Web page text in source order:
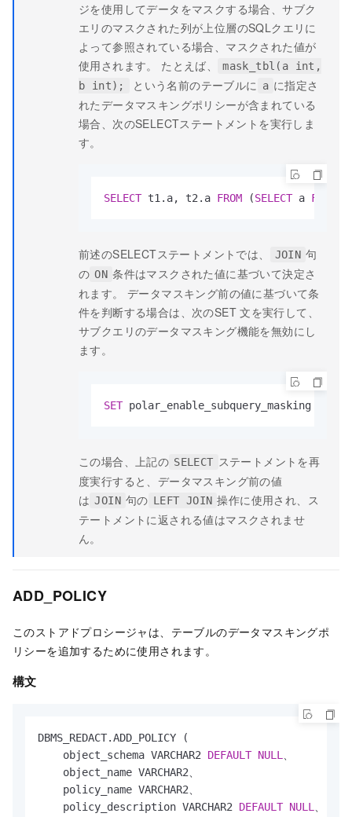
ジを使用してデータをマスクする場合、サブク
エリのマスクされた列が上位層のSQLクエリに
よって参照されている場合、マスクされた値が
使用されます。 たとえば、
mask_tbl(a int,
b int);
という名前のテーブルに a に指定さ
れたデータマスキングポリシーが含まれている
場合、次のSELECTステートメントを実行しま
す。
SELECT t1.a, t2.a FROM (SELECT a FROM
前述のSELECTステートメントでは、 JOIN 句
の ON 条件はマスクされた値に基づいて決定さ
れます。 データマスキング前の値に基づいて条
件を判断する場合は、次のSET 文を実行して、
サブクエリのデータマスキング機能を無効にし
ます。
SET polar_enable_subquery_masking
この場合、上記の SELECT ステートメントを再
度実行すると、データマスキング前の値
は JOIN 句の LEFT JOIN 操作に使用され、ス
テートメントに返される値はマスクされませ
ん。
ADD_POLICY
このストアドプロシージャは、テーブルのデータマスキングポ
リシーを追加するために使用されます。
構文
DBMS_REDACT.ADD_POLICY (
    object_schema VARCHAR2
DEFAULT NULL、
    object_name VARCHAR2、
    policy_name VARCHAR2、
    policy_description VARCHAR2
DEFAULT NULL、